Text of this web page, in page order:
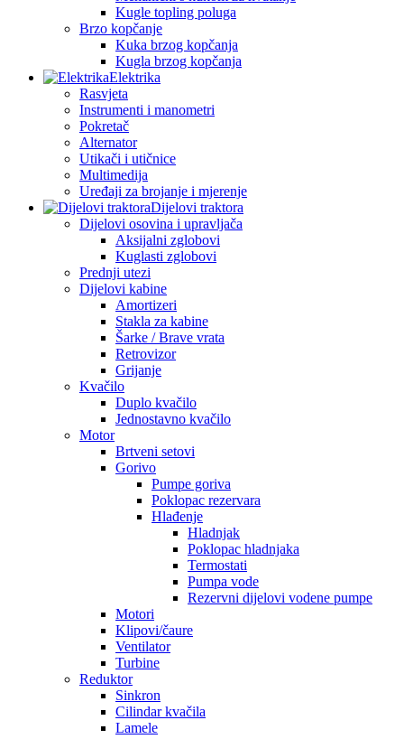
Kugle topling poluga
Brzo kopčanje
Kuka brzog kopčanja
Kugla brzog kopčanja
Elektrika
Rasvjeta
Instrumenti i manometri
Pokretač
Alternator
Utikači i utičnice
Multimedija
Uređaji za brojanje i mjerenje
Dijelovi traktora
Dijelovi osovina i upravljača
Aksijalni zglobovi
Kuglasti zglobovi
Prednji utezi
Dijelovi kabine
Amortizeri
Stakla za kabine
Šarke / Brave vrata
Retrovizor
Grijanje
Kvačilo
Duplo kvačilo
Jednostavno kvačilo
Motor
Brtveni setovi
Gorivo
Pumpe goriva
Poklopac rezervara
Hlađenje
Hladnjak
Poklopac hladnjaka
Termostati
Pumpa vode
Rezervni dijelovi vodene pumpe
Motori
Klipovi/čaure
Ventilator
Turbine
Reduktor
Sinkron
Cilindar kvačila
Lamele